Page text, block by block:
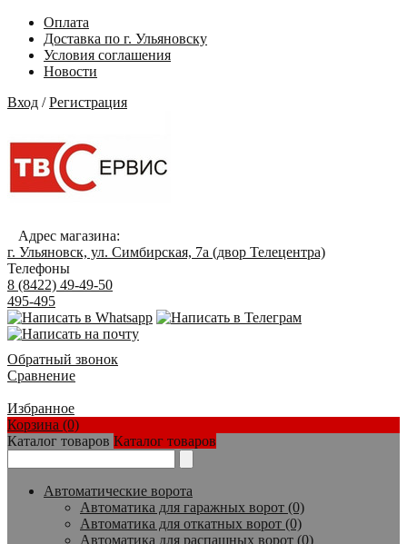
Оплата
Доставка по г. Ульяновску
Условия соглашения
Новости
Вход /Регистрация
Адрес магазина:
г. Ульяновск, ул. Симбирская, 7а (двор Телецентра)
Телефоны
8 (8422) 49-49-50
495-495
Обратный звонок
Сравнение
Избранное
Корзина (0)
Каталог товаров Каталог товаров
Автоматические ворота
Автоматика для гаражных ворот (0)
Автоматика для откатных ворот (0)
Автоматика для распашных ворот (0)